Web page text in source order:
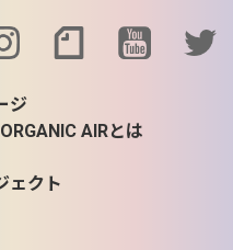
ジ
AIRとは
ェクト